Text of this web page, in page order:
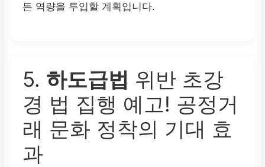
든 역량을 투입할 계획입니다.
5. 하도급법 위반 초강
경 법 집행 예고! 공정거
래 문화 정착의 기대 효
과